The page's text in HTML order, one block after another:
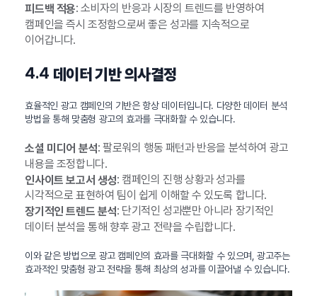
피드백 적용: 소비자의 반응과 시장의 트렌드를 반영하여
캠페인을 즉시 조정함으로써 좋은 성과를 지속적으로
이어갑니다.
4.4 데이터 기반 의사결정
효율적인 광고 캠페인의 기반은 항상 데이터입니다. 다양한 데이터 분석
방법을 통해 맞춤형 광고의 효과를 극대화할 수 있습니다.
소셜 미디어 분석: 팔로워의 행동 패턴과 반응을 분석하여 광고
내용을 조정합니다.
인사이트 보고서 생성: 캠페인의 진행 상황과 성과를
시각적으로 표현하여 팀이 쉽게 이해할 수 있도록 합니다.
장기적인 트렌드 분석: 단기적인 성과뿐만 아니라 장기적인
데이터 분석을 통해 향후 광고 전략을 수립합니다.
이와 같은 방법으로 광고 캠페인의 효과를 극대화할 수 있으며, 광고주는
효과적인 맞춤형 광고 전략을 통해 최상의 성과를 이끌어낼 수 있습니다.